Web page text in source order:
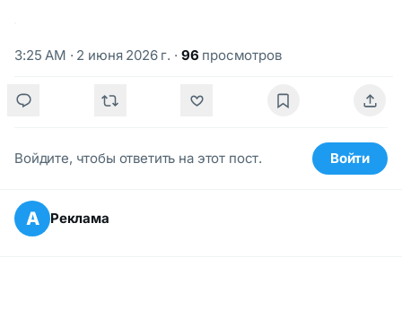
3:25 AM · 2 июня 2026 г. · 96 просмотров
Войдите, чтобы ответить на этот пост. Войти
А Реклама